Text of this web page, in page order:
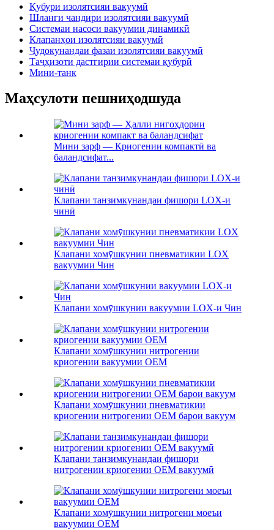
Қубури изолятсияи вакуумӣ
Шланги чандири изолятсияи вакуумӣ
Системаи насоси вакуумии динамикӣ
Клапанҳои изолятсияи вакуумӣ
Ҷудокунандаи фазаи изолятсияи вакуумӣ
Таҷҳизоти дастгирии системаи қубурӣ
Мини-танк
Маҳсулоти пешниҳодшуда
Мини зарф — Криогении компактӣ ва
баландсифат...
Клапани танзимкунандаи фишори LOX-и
чинӣ
Клапани хомӯшкунии пневматикии LOX
вакуумии Чин
Клапани хомӯшкунии вакуумии LOX-и Чин
Клапани хомӯшкунии нитрогении
криогении вакуумии OEM
Клапани хомӯшкунии пневматикии
криогении нитрогении OEM барои вакуум
Клапани танзимкунандаи фишори
нитрогении криогении OEM вакуумӣ
Клапани хомӯшкунии нитрогени моеъи
вакуумии OEM